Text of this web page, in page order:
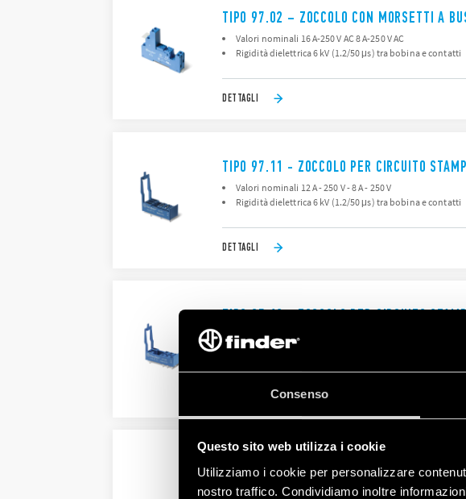
Consenso
Questo sito web utilizza i cookie
Utilizziamo i cookie per personalizzare
nostro traffico. Condividiamo inoltre
TIPO 97.02 – ZOCCOLO CON MORSETTI A
Valori nominali 16 A-250 V AC 8 A-250 V AC
Rigidità dielettrica 6 kV (1.2/50 μs) tra bobina e contatti
DETTAGLI
TIPO 97.11 - ZOCCOLO PER CIRCUITO
Valori nominali 12 A - 250 V - 8 A - 250 V
Rigidità dielettrica 6 kV (1.2/50 μs) tra bobina e contatti
DETTAGLI
TIPO 97.12 - ZOCCOLO PER CIRCUITO
Valori nominali 12 A - 250 V
Rigidità dielettrica 6 kV (1.2/50 μs) tra bobina e contatti
TIPO 97.P1 - ZOCCOLO CON MORSETTI
Valori nominali 10 A-250 V AC 8 A-250 V AC